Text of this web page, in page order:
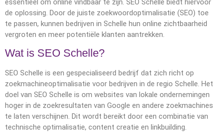
de oplossing. Door de juiste zoekwoordoptimalisatie (SEO) toe
te passen, kunnen bedrijven in Schelle hun online zichtbaarheid
vergroten en meer potentiële klanten aantrekken.
Wat is SEO Schelle?
SEO Schelle is een gespecialiseerd bedrijf dat zich richt op
zoekmachineoptimalisatie voor bedrijven in de regio Schelle. Het
doel van SEO Schelle is om websites van lokale ondernemingen
hoger in de zoekresultaten van Google en andere zoekmachines
te laten verschijnen. Dit wordt bereikt door een combinatie van
technische optimalisatie, content creatie en linkbuilding.